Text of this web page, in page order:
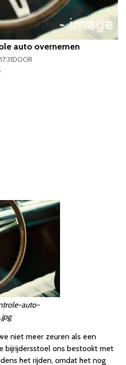
auto overnemen
DOOR
auto-
niet meer zeuren als een
bijrijdersstoel ons bestookt met
het rijden, omdat het nog